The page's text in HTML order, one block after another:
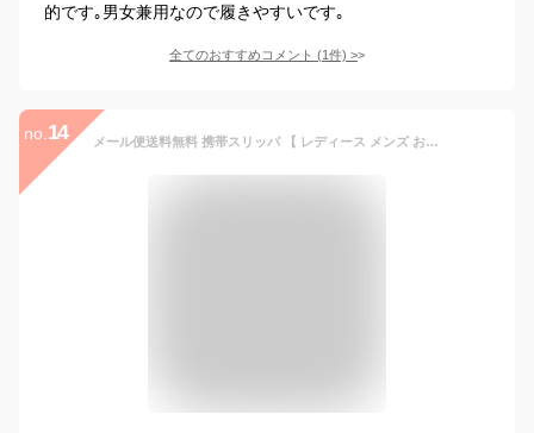
的です｡男女兼用なので履きやすいです｡
全てのおすすめコメント (1件) >
no. 14 メール便送料無料 携帯スリッパ 【 レディース メンズ おしゃれ 折らない かわいい お受験スリッパ 薄型 参観日 大きいサイズ 洗える 内履き 学校 入学式 卒業式 入園式 卒園式 室内 ルームシューズ コンパクト 黒 シンプル 22.5 23 23.5 24 24.5 25 26 26.5 27.5 27 28 29】